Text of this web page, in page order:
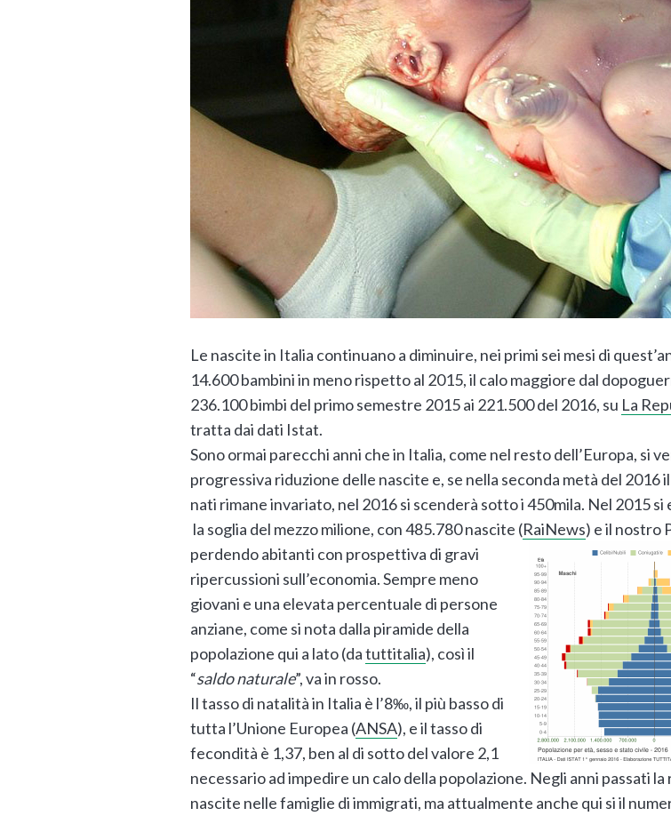
Le nascite in Italia continuano a diminuire, nei primi sei mesi di
14.600 bambini in meno rispetto al 2015, il calo maggiore dal
236.100 bimbi del primo semestre 2015 ai 221.500 del 2016, su La
tratta dai dati Istat.
Sono ormai parecchi anni che in Italia, come nel resto dell’Europa, si
progressiva riduzione delle nascite e, se nella seconda metà del 2016
nati rimane invariato, nel 2016 si scenderà sotto i 450mila. Nel 2015 si
la soglia del mezzo milione, con 485.780 nascite (RaiNews) e il nostro
perdendo abitanti con prospettiva di gravi
ripercussioni sull’economia. Sempre meno
giovani e una elevata percentuale di persone
anziane, come si nota dalla piramide della
popolazione qui a lato (datuttitalia), così il
“saldo naturale”, va in rosso.
Il tasso di natalità in Italia è l’8‰, il più basso di
tutta l’Unione Europea (ANSA), e il tasso di
fecondità è 1,37, ben al di sotto del valore 2,1
necessario ad impedire un calo della popolazione. Negli anni passati
nascite nelle famiglie di immigrati, ma attualmente anche qui si il